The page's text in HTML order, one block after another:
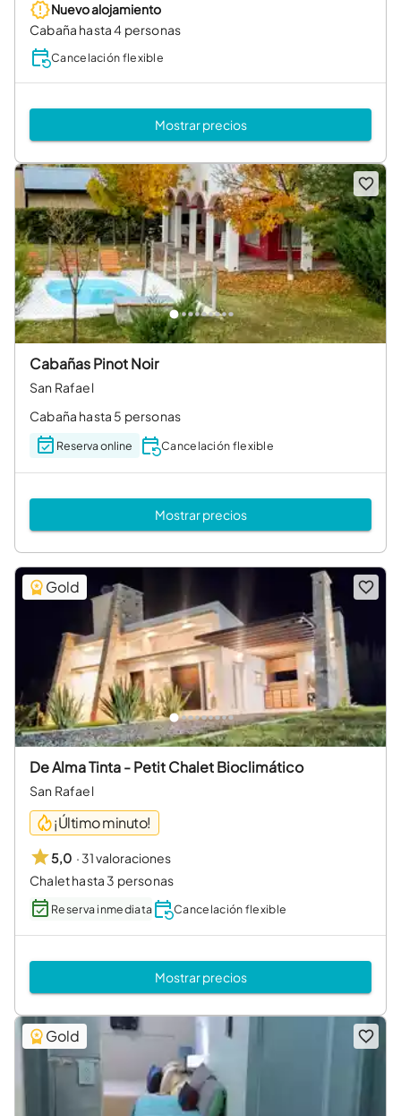
Nuevo alojamiento
Cabaña hasta 4 personas
Cancelación flexible
Mostrar precios
Cabañas Pinot Noir
San Rafael
Cabaña hasta 5 personas
Reserva online Cancelación flexible
Mostrar precios
Gold
De Alma Tinta - Petit Chalet Bioclimático
San Rafael
¡Último minuto!
5,0 · 31 valoraciones
Chalet hasta 3 personas
Reserva inmediata Cancelación flexible
Mostrar precios
Gold